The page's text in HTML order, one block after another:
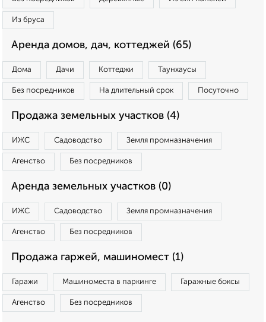
Из бруса
Аренда домов, дач, коттеджей (65)
Дома Дачи Коттеджи Таунхаусы
Без посредников На длительный срок Посуточно
Продажа земельных участков (4)
ИЖС Садоводство Земля промназначения
Агенство Без посредников
Аренда земельных участков (0)
ИЖС Садоводство Земля промназначения
Агенство Без посредников
Продажа гаржей, машиномест (1)
Гаражи Машиноместа в паркинге Гаражные боксы
Агенство Без посредников